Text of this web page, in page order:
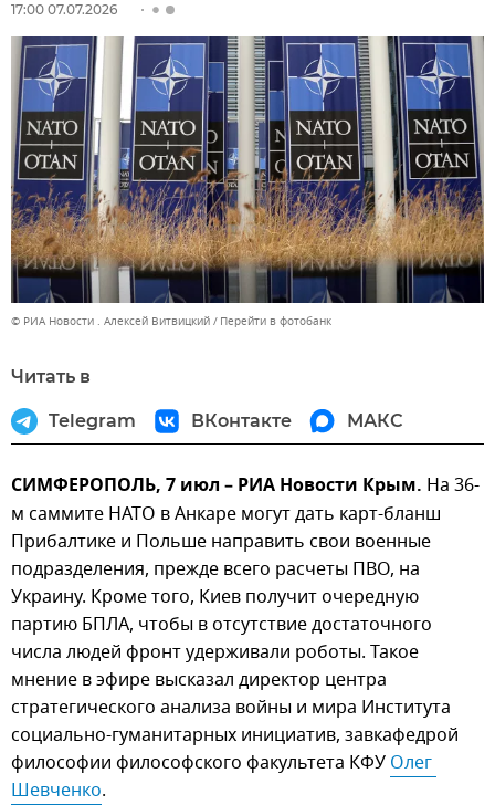
17:00 07.07.2026
© РИА Новости . Алексей Витвицкий Перейти в фотобанк
Читать в
Telegram ВКонтакте МАКС
СИМФЕРОПОЛЬ, 7 июл – РИА Новости Крым. На 36-
м саммите НАТО в Анкаре могут дать карт-бланш
Прибалтике и Польше направить свои военные
подразделения, прежде всего расчеты ПВО, на
Украину. Кроме того, Киев получит очередную
партию БПЛА, чтобы в отсутствие достаточного
числа людей фронт удерживали роботы. Такое
мнение в эфире высказал директор центра
стратегического анализа войны и мира Института
социально-гуманитарных инициатив, завкафедрой
философии философского факультета КФУ Олег
Шевченко.